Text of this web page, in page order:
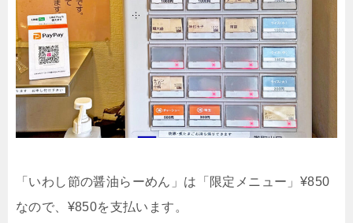
「いわし節の醤油らーめん」は「限定メニュー」¥850
なので、¥850を支払います。